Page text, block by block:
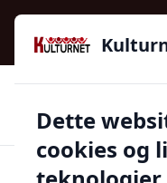
Kulturnet - Alt Det
2016
97 kategorier 👍Kun
Dette
cookies og